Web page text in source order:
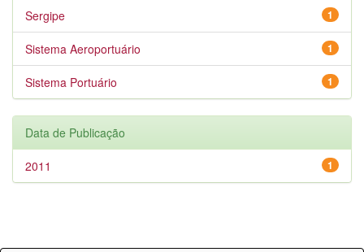
1
Sergipe
1
Sistema Aeroportuário
1
Sistema Portuário
Data de Publicação
1
2011